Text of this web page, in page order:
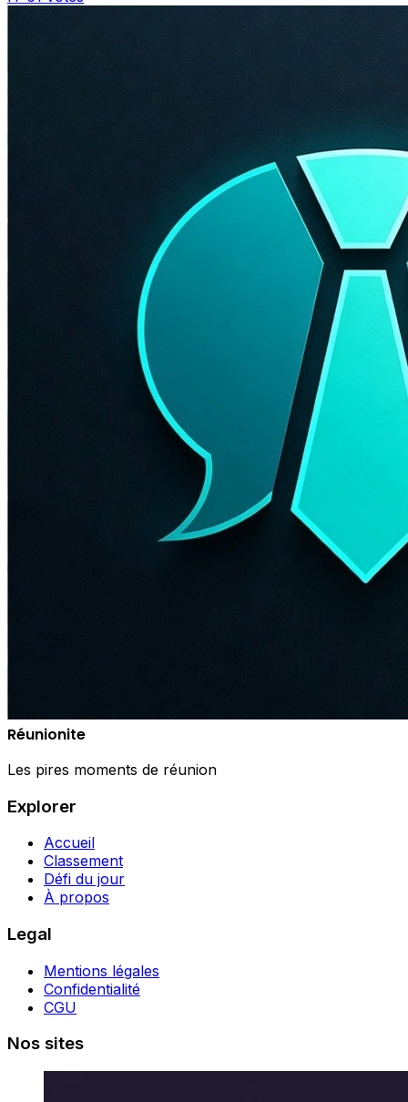
Réunionite
Les pires moments de réunion
Explorer
Accueil
Classement
Défi du jour
À propos
Legal
Mentions légales
Confidentialité
CGU
Nos sites